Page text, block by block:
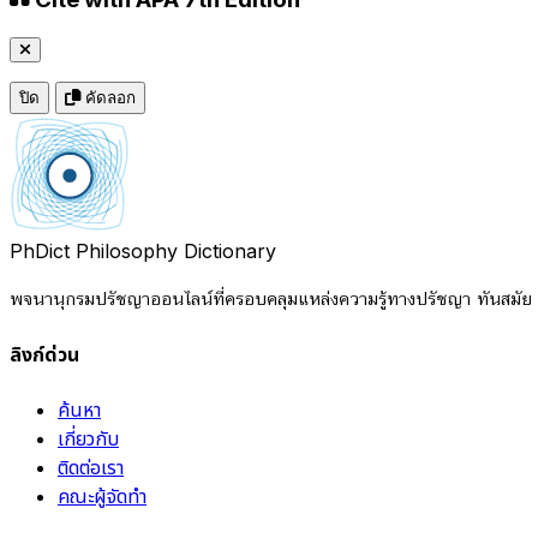
ปิด คัดลอก
PhDict Philosophy Dictionary
พจนานุกรมปรัชญาออนไลน์ที่ครอบคลุมแหล่งความรู้ทางปรัชญา ทันสมัย
ลิงก์ด่วน
ค้นหา
เกี่ยวกับ
ติดต่อเรา
คณะผู้จัดทำ